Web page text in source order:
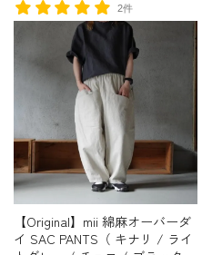
2件
【Original】mii 綿麻オーバーダ
イ SAC PANTS（ キナリ / ライ